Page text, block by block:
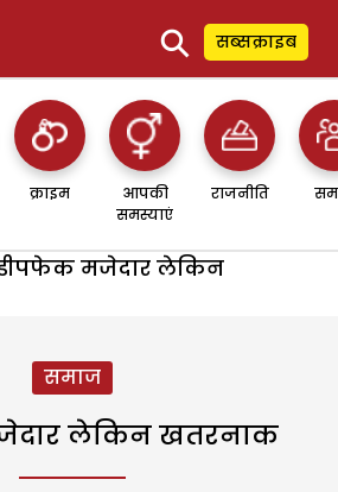
⚲ सब्सक्राइब
क्राइम
आपकी
समस्याएं
राजनीति
मजेदार लेकिन
समाज
लेकिन खतरनाक